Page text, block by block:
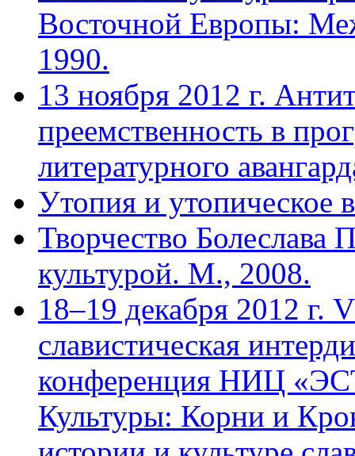
Восточной Европы:
1990.
13 ноября 2012 г.
преемственность в
литературного
Утопия и утопическое
Творчество Болеслава
культурой. М., 2008.
18–19 декабря 2012 г.
cлавистическая
конференция НИЦ
Культуры: Корни и